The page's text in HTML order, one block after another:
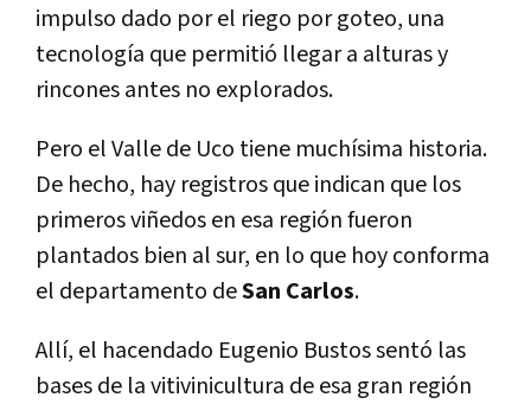
impulso dado por el riego por goteo, una
tecnología que permitió llegar a alturas y
rincones antes no explorados.
Pero el Valle de Uco tiene muchísima historia.
De hecho, hay registros que indican que los
primeros viñedos en esa región fueron
plantados bien al sur, en lo que hoy conforma
el departamento deSan Carlos.
Allí, el hacendado Eugenio Bustos sentó las
bases de la vitivinicultura de esa gran región